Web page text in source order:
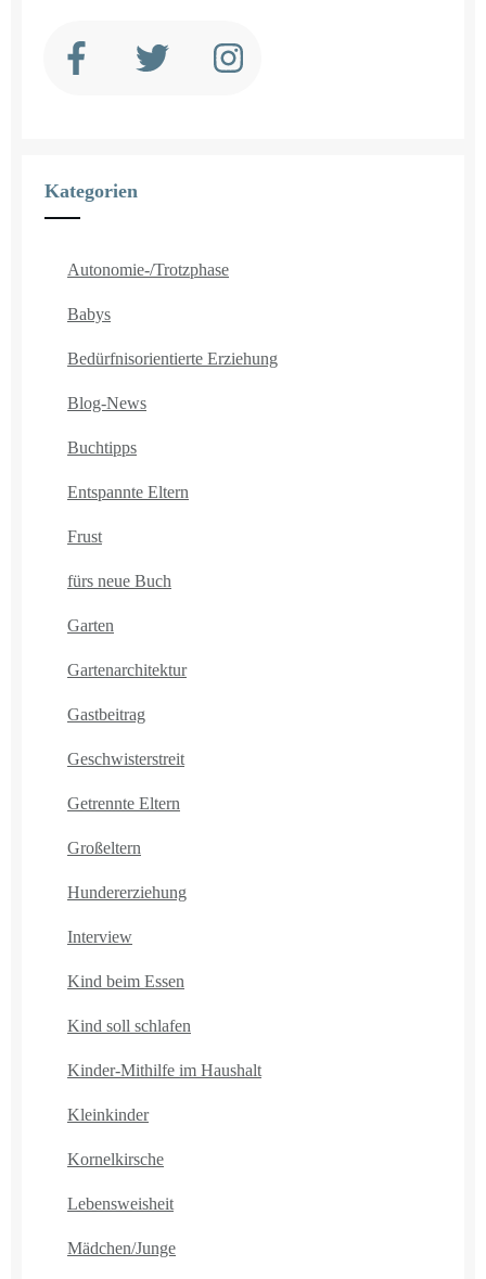
Kategorien
Autonomie-/Trotzphase
Babys
Bedürfnisorientierte Erziehung
Blog-News
Buchtipps
Entspannte Eltern
Frust
fürs neue Buch
Garten
Gartenarchitektur
Gastbeitrag
Geschwisterstreit
Getrennte Eltern
Großeltern
Hundererziehung
Interview
Kind beim Essen
Kind soll schlafen
Kinder-Mithilfe im Haushalt
Kleinkinder
Kornelkirsche
Lebensweisheit
Mädchen/Junge